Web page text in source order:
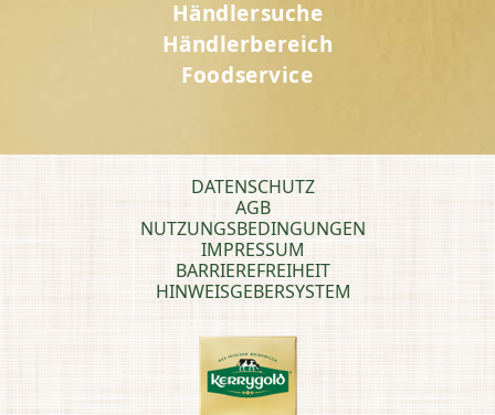
Händlersuche
Händlerbereich
Foodservice
DATENSCHUTZ
AGB
NUTZUNGSBEDINGUNGEN
IMPRESSUM
BARRIEREFREIHEIT
HINWEISGEBERSYSTEM